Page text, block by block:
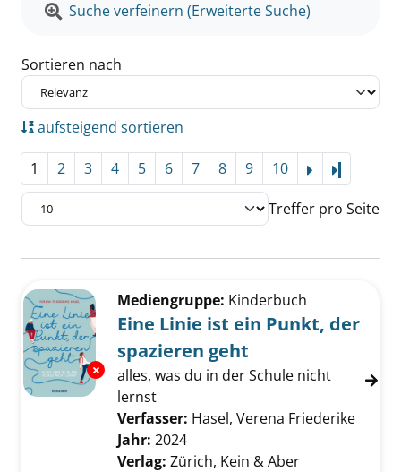
Suche verfeinern (Erweiterte Suche)
Sortieren nach
aufsteigend sortieren
1 2 3 4 5 6 7 8 9 10
Treffer pro Seite
Zu den Suchfiltern springen
Exemplar-Details von Eine Linie ist ein
Mediengruppe: Kinderbuch
Eine Linie ist ein Punkt, der
spazieren geht
alles, was du in der Schule nicht
lernst
Verfasser: Hasel, Verena Friederike
Jahr: 2024
Verlag: Zürich, Kein & Aber